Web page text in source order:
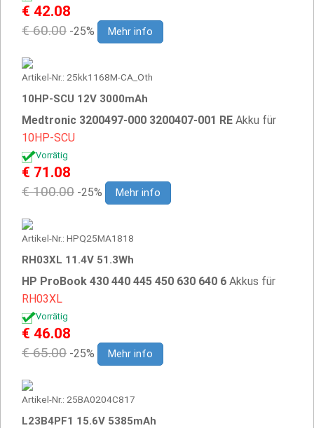
€ 42.08
€ 60.00 -25% Mehr info
Artikel-Nr.: 25kk1168M-CA_Oth
10HP-SCU 12V 3000mAh
Medtronic 3200497-000 3200407-001 RE Akku für
10HP-SCU
Vorrätig
€ 71.08
€ 100.00 -25% Mehr info
Artikel-Nr.: HPQ25MA1818
RH03XL 11.4V 51.3Wh
HP ProBook 430 440 445 450 630 640 6 Akkus für
RH03XL
Vorrätig
€ 46.08
€ 65.00 -25% Mehr info
Artikel-Nr.: 25BA0204C817
L23B4PF1 15.6V 5385mAh